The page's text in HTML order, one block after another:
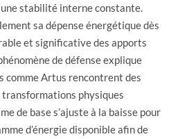
stabilité interne constante.
sa dépense énergétique dès
et significative des apports
de défense explique
comme Artus rencontrent des
transformations physiques
de base s’ajuste à la baisse pour
d’énergie disponible afin de